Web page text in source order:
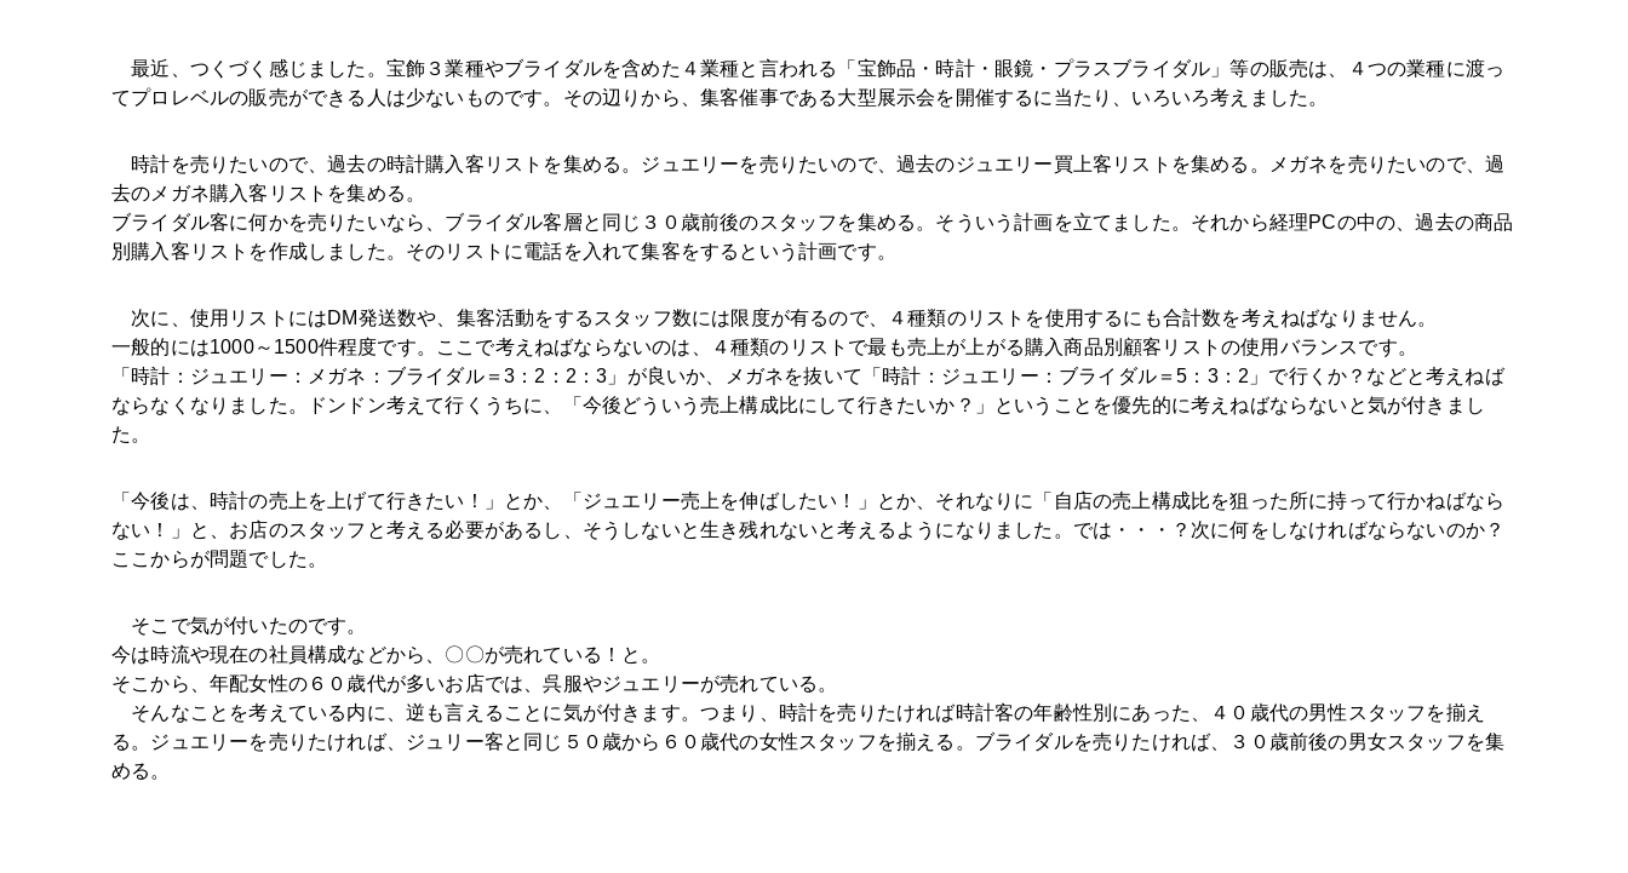
最近、つくづく感じました。宝飾３業種やブライダルを含めた４業種と言われる「宝飾品・時計・眼鏡・プラスブライダル」等の販売は、４つの業種に渡っ
てプロレベルの販売ができる人は少ないものです。その辺りから、集客催事である大型展示会を開催するに当たり、いろいろ考えました。
時計を売りたいので、過去の時計購入客リストを集める。ジュエリーを売りたいので、過去のジュエリー買上客リストを集める。メガネを売りたいので、過
去のメガネ購入客リストを集める。
ブライダル客に何かを売りたいなら、ブライダル客層と同じ３０歳前後のスタッフを集める。そういう計画を立てました。それから経理PCの中の、過去の商品
別購入客リストを作成しました。そのリストに電話を入れて集客をするという計画です。
次に、使用リストにはDM発送数や、集客活動をするスタッフ数には限度が有るので、４種類のリストを使用するにも合計数を考えねばなりません。
一般的には1000～1500件程度です。ここで考えねばならないのは、４種類のリストで最も売上が上がる購入商品別顧客リストの使用バランスです。
「時計：ジュエリー：メガネ：ブライダル＝3：2：2：3」が良いか、メガネを抜いて「時計：ジュエリー：ブライダル＝5：3：2」で行くか？などと考えねば
ならなくなりました。ドンドン考えて行くうちに、「今後どういう売上構成比にして行きたいか？」ということを優先的に考えねばならないと気が付きまし
た。
「今後は、時計の売上を上げて行きたい！」とか、「ジュエリー売上を伸ばしたい！」とか、それなりに「自店の売上構成比を狙った所に持って行かねばなら
ない！」と、お店のスタッフと考える必要があるし、そうしないと生き残れないと考えるようになりました。では・・・？次に何をしなければならないのか？
ここからが問題でした。
そこで気が付いたのです。
今は時流や現在の社員構成などから、〇〇が売れている！と。
そこから、年配女性の６０歳代が多いお店では、呉服やジュエリーが売れている。
そんなことを考えている内に、逆も言えることに気が付きます。つまり、時計を売りたければ時計客の年齢性別にあった、４０歳代の男性スタッフを揃え
る。ジュエリーを売りたければ、ジュリー客と同じ５０歳から６０歳代の女性スタッフを揃える。ブライダルを売りたければ、３０歳前後の男女スタッフを集
める。